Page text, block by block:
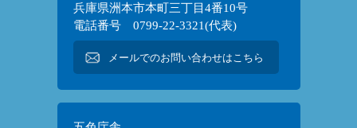
兵庫県洲本市本町三丁目4番10号
電話番号 0799-22-3321(代表)
メールでのお問い合わせはこちら